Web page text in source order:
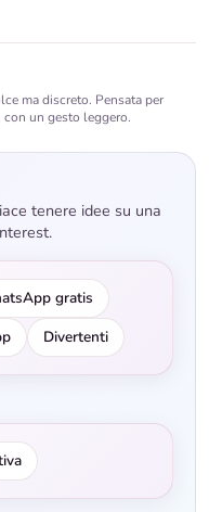
ma discreto. Pensata per
un gesto leggero.
tenere idee su una
gratis
Divertenti